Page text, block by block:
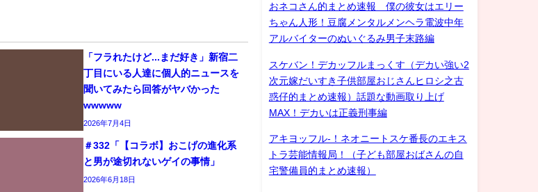
「フラれたけど...まだ好き」新宿二
丁目にいる人達に個人的ニュースを
聞いてみたら回答がヤバかった
wwwww
2026年7月4日
＃332「【コラボ】おこげの進化系
と男が途切れないゲイの事情」
2026年6月18日
おネコさん的まとめ速報 僕の彼女はエリー
ちゃん人形！豆腐メンタルメンヘラ電波中年
アルバイターのぬいぐるみ男子末路編
スケバン！デカッフルまっくす（デカい強い2
次元嫁だいすき子供部屋おじさんヒロシ之古
惑仔的まとめ速報）話題な動画取り上げ
MAX！デカいは正義刑事編
アキヨッフル-！ネオニートスケ番長のエキス
トラ芸能情報局！（子ども部屋おばさんの自
宅警備員的まとめ速報）